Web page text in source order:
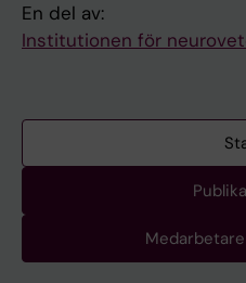
En del av:
Institutionen för